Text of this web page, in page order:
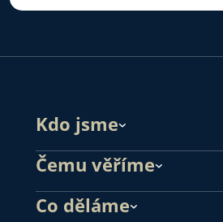
Kdo jsme
Čemu věříme
Co děláme